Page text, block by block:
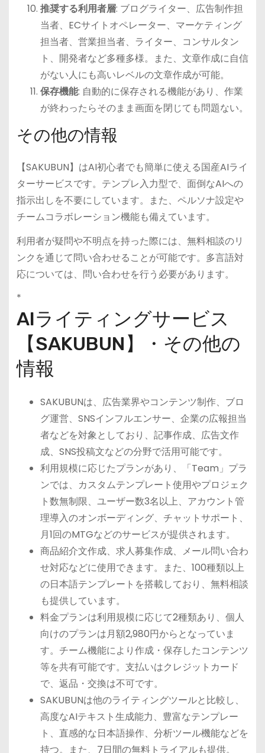
推奨する利用者層: ブログライター、広告制作担
当者、ECサイトオペレーター、マーケティング
担当者、営業担当者、ライター、コンサルタン
ト、開発者など多種多様。また、文章作成に自信
がない人にも高いレベルの文章作成が可能。
保存機能: 自動的に保存される機能があり、作業
が終わったらそのまま画面を閉じても問題ない。
その他の情報
【SAKUBUN】はAI初心者でも簡単に使える国産AIライ
ターサービスです。テンプレ入力型で、面倒なAIへの
指示出しを不要にしています。また、ペルソナ設定や
チームコラボレーション機能も備えています。
利用者が疑問や不明点を持った際には、無料相談のリ
ンクを通じて問い合わせることが可能です。多言語対
応については、問い合わせを行う必要があります。
*
AIライティングサービス
【SAKUBUN】・その他の
情報
SAKUBUNは、広告業界やコンテンツ制作、ブロ
グ運営、SNSインフルエンサー、企業の広報担当
者などを対象としており、記事作成、広告文作
成、SNS投稿文などの分野で活用可能です。
利用規模に応じたプランがあり、「Team」プラ
ンでは、カスタムテンプレート使用やプロジェク
ト数無制限、ユーザー数3名以上、アカウント管
理導入のオンボーディング、チャットサポート、
月1回のMTGなどのサービスが提供されます。
商品紹介文作成、求人募集作成、メール問い合わ
せ対応などに使用できます。また、100種類以上
の日本語テンプレートを搭載しており、無料相談
も提供しています。
料金プランは利用規模に応じて2種類あり、個人
向けのプランは月額2,980円からとなっていま
す。チーム機能により作成・保存したコンテンツ
等を共有可能です。支払いはクレジットカード
で、返品・交換は不可です。
SAKUBUNは他のライティングツールと比較し、
高度なAIテキスト生成能力、豊富なテンプレー
ト、直感的な日本語操作、分析ツール機能などを
持つ。また、7日間の無料トライアルも提供。